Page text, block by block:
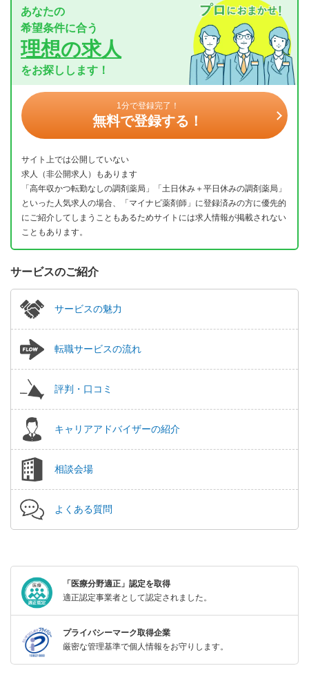
あなたの
希望条件に合う
理想の求人
をお探しします！
1分で登録完了！
無料で登録する！
サイト上では公開していない
求人（非公開求人）もあります
「高年収かつ転勤なしの調剤薬局」「土日休み＋平日休みの調剤薬局」
といった人気求人の場合、「マイナビ薬剤師」に登録済みの方に優先的
にご紹介してしまうこともあるためサイトには求人情報が掲載されない
こともあります。
サービスのご紹介
サービスの魅力
転職サービスの流れ
評判・口コミ
キャリアアドバイザーの紹介
相談会場
よくある質問
「医療分野適正」認定を取得
適正認定事業者として認定されました。
プライバシーマーク取得企業
厳密な管理基準で個人情報をお守りします。